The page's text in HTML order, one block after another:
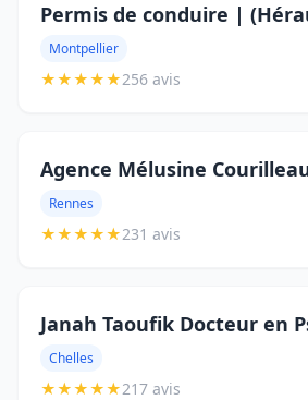
Permis de conduire |
Montpellier
★★★★★256 avis
Agence Mélusine
Rennes
★★★★★231 avis
Janah Taoufik Docteur en
Chelles
★★★★★217 avis